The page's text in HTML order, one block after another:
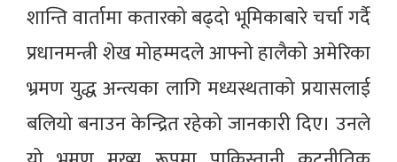
शान्ति वार्तामा कतारको बढ्दो भूमिकाबारे चर्चा गर्दै
प्रधानमन्त्री शेख मोहम्मदले आफ्नो हालैको अमेरिका
भ्रमण युद्ध अन्त्यका लागि मध्यस्थताको प्रयासलाई
बलियो बनाउन केन्द्रित रहेको जानकारी दिए। उनले